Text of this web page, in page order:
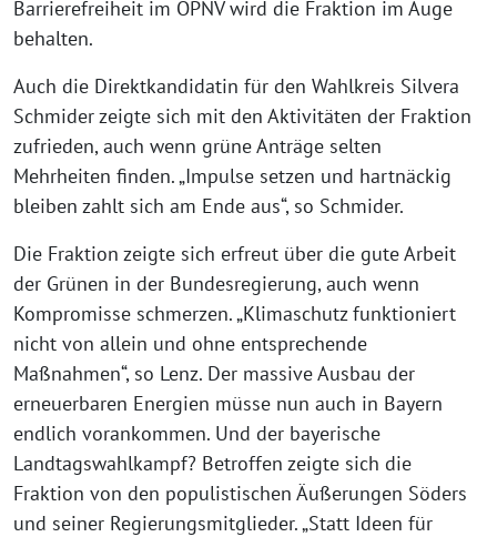
Barrierefreiheit im ÖPNV wird die Fraktion im Auge
behalten.
Auch die Direktkandidatin für den Wahlkreis Silvera
Schmider zeigte sich mit den Aktivitäten der Fraktion
zufrieden, auch wenn grüne Anträge selten
Mehrheiten finden. „Impulse setzen und hartnäckig
bleiben zahlt sich am Ende aus“, so Schmider.
Die Fraktion zeigte sich erfreut über die gute Arbeit
der Grünen in der Bundesregierung, auch wenn
Kompromisse schmerzen. „Klimaschutz funktioniert
nicht von allein und ohne entsprechende
Maßnahmen“, so Lenz. Der massive Ausbau der
erneuerbaren Energien müsse nun auch in Bayern
endlich vorankommen. Und der bayerische
Landtagswahlkampf? Betroffen zeigte sich die
Fraktion von den populistischen Äußerungen Söders
und seiner Regierungsmitglieder. „Statt Ideen für